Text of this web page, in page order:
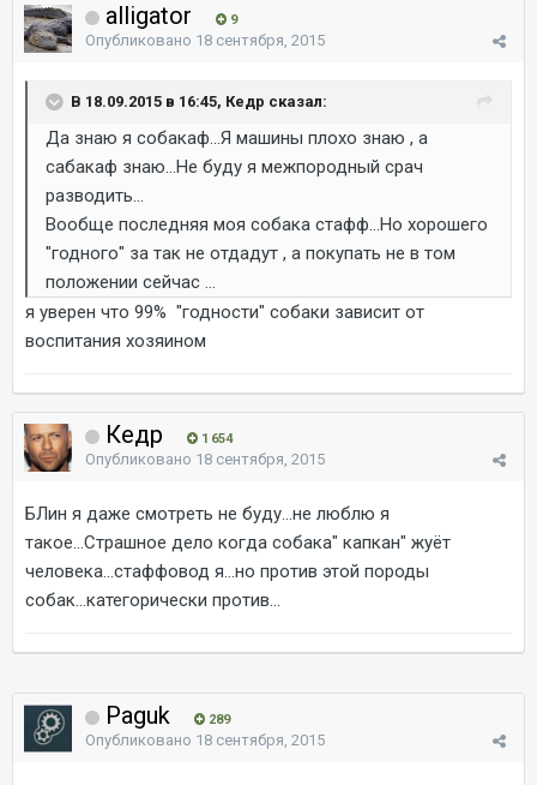
alligator 9
Опубликовано 18 сентября, 2015
В 18.09.2015 в 16:45, Кедр сказал:
Да знаю я собакаф...Я машины плохо знаю , а
сабакаф знаю...Не буду я межпородный срач
разводить...
Вообще последняя моя собака стафф...Но хорошего
"годного" за так не отдадут , а покупать не в том
положении сейчас ...
я уверен что 99% "годности" собаки зависит от
воспитания хозяином
Кедр 1 654
Опубликовано 18 сентября, 2015
БЛин я даже смотреть не буду...не люблю я
такое...Страшное дело когда собака" капкан" жуёт
человека...стаффовод я...но против этой породы
собак...категорически против...
Paguk 289
Опубликовано 18 сентября, 2015